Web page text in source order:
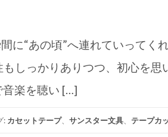
に“あの頃”へ連れていってく
しっかりありつつ、初心を
楽を聴い […]
: カセットテープ、 サンスター文具 テープカ